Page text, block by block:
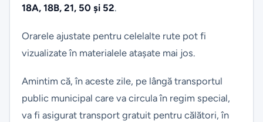
18A, 18B, 21, 50 și 52.
Orarele ajustate pentru celelalte rute pot fi
vizualizate în materialele atașate mai jos.
Amintim că, în aceste zile, pe lângă transportul
public municipal care va circula în regim special,
va fi asigurat transport gratuit pentru călători, în